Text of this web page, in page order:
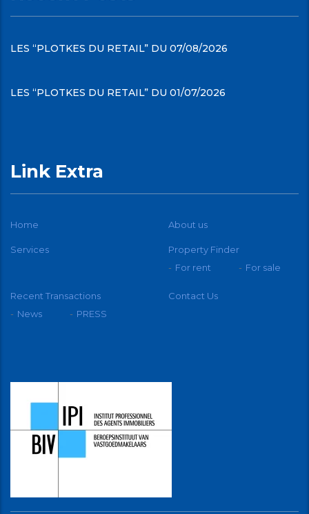
LES “PLOTKES DU RETAIL” DU 07/08/2026
LES “PLOTKES DU RETAIL” DU 01/07/2026
Link Extra
Home About us
Services
Property Finder
For rent
For sale
Recent Transactions
News
PRESS
Contact Us